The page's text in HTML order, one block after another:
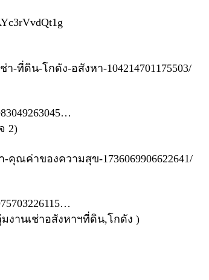
า-ที่ดิน-โกดัง-อสังหา-104214701175503/
2)
-คุณค่าของความสุข-1736069906622641/
งานเช่าอสังหาฯที่ดิน,โกดัง )